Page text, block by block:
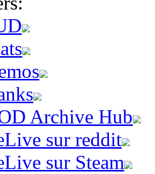
Archive Hub
sur reddit
sur Steam